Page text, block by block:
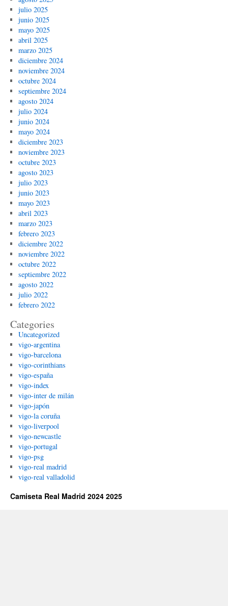
julio 2025
junio 2025
mayo 2025
abril 2025
marzo 2025
diciembre 2024
noviembre 2024
octubre 2024
septiembre 2024
agosto 2024
julio 2024
junio 2024
mayo 2024
diciembre 2023
noviembre 2023
octubre 2023
agosto 2023
julio 2023
junio 2023
mayo 2023
abril 2023
marzo 2023
febrero 2023
diciembre 2022
noviembre 2022
octubre 2022
septiembre 2022
agosto 2022
julio 2022
febrero 2022
Categories
Uncategorized
vigo-argentina
vigo-barcelona
vigo-corinthians
vigo-españa
vigo-index
vigo-inter de milán
vigo-japón
vigo-la coruña
vigo-liverpool
vigo-newcastle
vigo-portugal
vigo-psg
vigo-real madrid
vigo-real valladolid
Camiseta Real Madrid 2024 2025